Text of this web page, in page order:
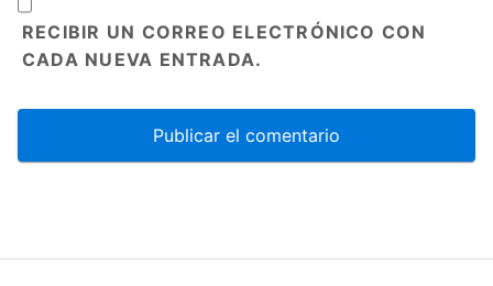
RECIBIR UN CORREO ELECTRÓNICO CON
CADA NUEVA ENTRADA.